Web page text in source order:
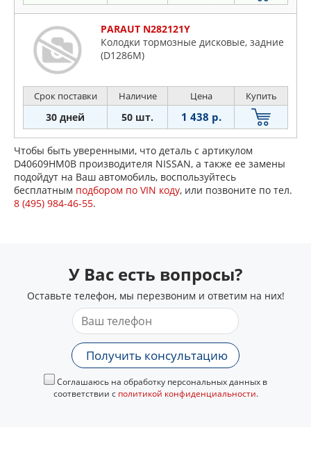
PARAUT N282121Y
Колодки тормозные дисковые, задние
(D1286M)
Срок поставки Наличие Цена Купить
30 дней 50 шт. 1 438 р.
Чтобы быть уверенными, что деталь с артикулом
D40609HM0B производителя NISSAN, а также ее замены
подойдут на Ваш автомобиль, воспользуйтесь
бесплатным подбором по VIN коду, или позвоните по тел.
8 (495) 984-46-55.
У Вас есть вопросы?
Оставьте телефон, мы перезвоним и ответим на них!
Получить консультацию
Соглашаюсь на обработку персональных данных в
соответствии с политикой конфиденциальности.